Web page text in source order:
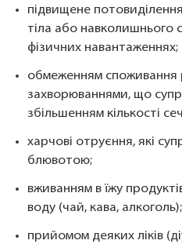
підвищене
тіла або навколишнього
фізичних навантаженнях;
обмеженням споживання
захворюваннями, що
збільшенням кількості
харчові отруєння, які
блювотою;
вживанням в їжу
воду (чай, кава, алкоголь);
прийомом деяких ліків